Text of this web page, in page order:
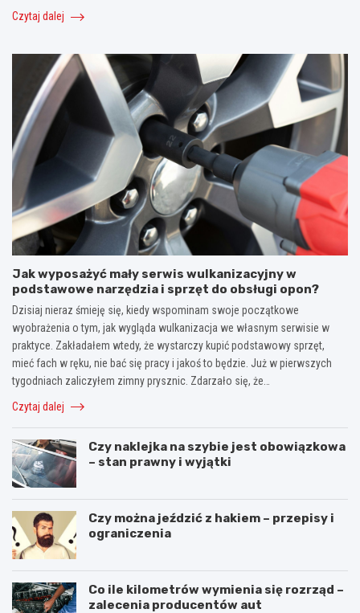
Czytaj dalej
Jak wyposażyć mały serwis wulkanizacyjny w
podstawowe narzędzia i sprzęt do obsługi opon?
Dzisiaj nieraz śmieję się, kiedy wspominam swoje początkowe
wyobrażenia o tym, jak wygląda wulkanizacja we własnym serwisie w
praktyce. Zakładałem wtedy, że wystarczy kupić podstawowy sprzęt,
mieć fach w ręku, nie bać się pracy i jakoś to będzie. Już w pierwszych
tygodniach zaliczyłem zimny prysznic. Zdarzało się, że…
Czytaj dalej
Czy naklejka na szybie jest obowiązkowa
– stan prawny i wyjątki
Czy można jeździć z hakiem – przepisy i
ograniczenia
Co ile kilometrów wymienia się rozrząd –
zalecenia producentów aut